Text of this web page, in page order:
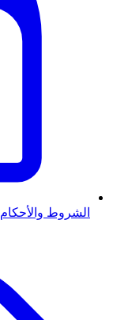
الشروط والأحكام